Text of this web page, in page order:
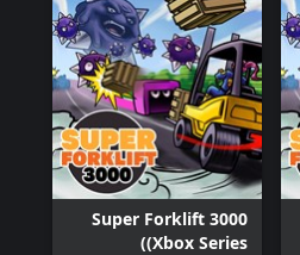
Super Forklift 3000
(Xbox Series)